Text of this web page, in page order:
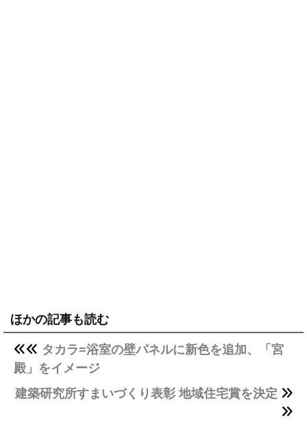
ほかの記事も読む
タカラ=浴室の壁パネルに新色を追加、「宮
殿」をイメージ
建築研究所すまいづくり表彰 地域住宅賞を決定